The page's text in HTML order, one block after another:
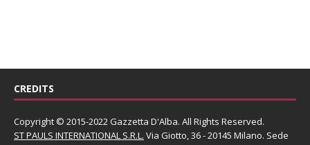
CREDITS
Copyright © 2015-2022 Gazzetta D'Alba. All Rights Reserved.
ST PAULS INTERNATIONAL S.R.L. Via Giotto, 36 - 20145 Milano. Sede